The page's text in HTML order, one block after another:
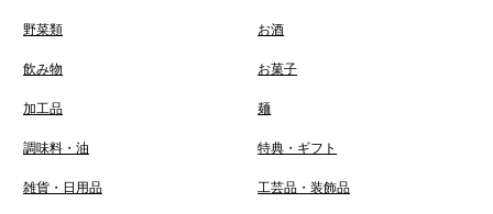
野菜類 お酒
飲み物 お菓子
加工品 麺
調味料・油 特典・ギフト
雑貨・日用品 工芸品・装飾品